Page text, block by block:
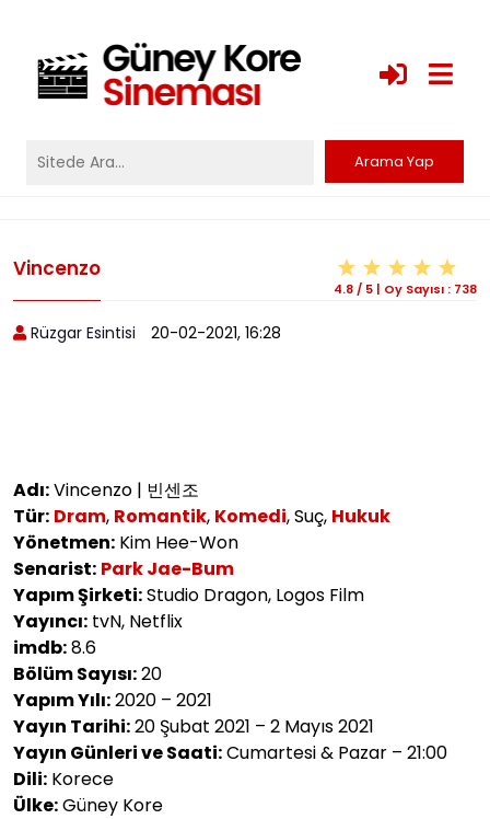
Vincenzo
4.8 / 5 | Oy Sayısı : 738
Rüzgar Esintisi 20-02-2021, 16:28
Adı:Vincenzo | 빈센조
Tür: Dram, Romantik, Komedi, Suç, Hukuk
Yönetmen: Kim Hee-Won
Senarist: Park Jae-Bum
Yapım Şirketi:Studio Dragon, Logos Film
Yayıncı: tvN, Netflix
imdb:8.6
Bölüm Sayısı:20
Yapım Yılı:2020 – 2021
Yayın Tarihi:20 Şubat 2021 – 2 Mayıs 2021
Yayın Günleri ve Saati:Cumartesi & Pazar – 21:00
Dili: Korece
Ülke:Güney Kore